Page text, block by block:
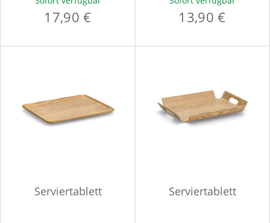
17,90 € 13,90 €
Serviertablett Serviertablett